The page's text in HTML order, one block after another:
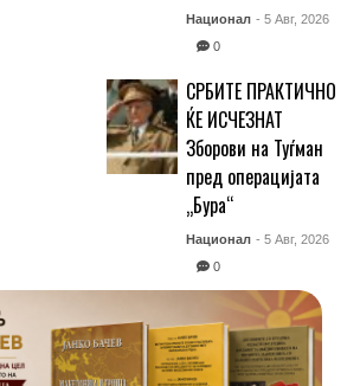
Национал - 5 Авг, 2026
0
СРБИТЕ ПРАКТИЧНО
ЌЕ ИСЧЕЗНАТ
Зборови на Туѓман
пред операцијата
„Бура“
Национал - 5 Авг, 2026
0